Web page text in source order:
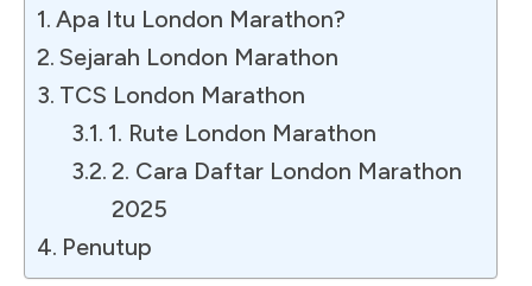
Apa Itu London Marathon?
Sejarah London Marathon
TCS London Marathon
1. Rute London Marathon
2. Cara Daftar London Marathon
2025
Penutup